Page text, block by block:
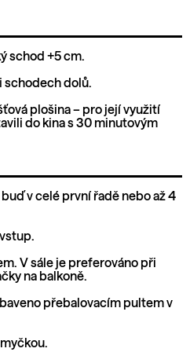
schod +5 cm.
schodech dolů.
plošina – pro její využití
do kina s 30 minutovým
v celé první řadě nebo až 4
V sále je preferováno při
na balkoně.
přebalovacím pultem v